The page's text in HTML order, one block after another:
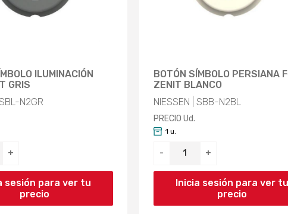
ILUMINACIÓN
GRIS
N2GR
+
sesión para ver tu
precio
BOTÓN SÍMBOLO PERSIANA
ZENIT BLANCO
NIESSEN | SBB-N2BL
PRECIO Ud.
- +
1 u.
Inicia sesión para ver tu
precio